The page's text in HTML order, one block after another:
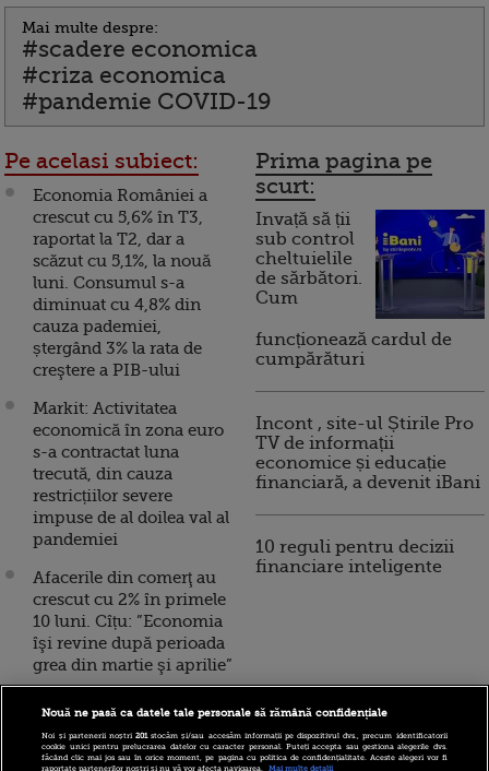
Mai multe despre:
#scadere economica
#criza economica
#pandemie COVID-19
Pe acelasi subiect:
Economia României a
crescut cu 5,6% în T3,
raportat la T2, dar a
scăzut cu 5,1%, la nouă
luni. Consumul s-a
diminuat cu 4,8% din
cauza pademiei,
ștergând 3% la rata de
creştere a PIB-ului
Markit: Activitatea
economică în zona euro
s-a contractat luna
trecută, din cauza
restricțiilor severe
impuse de al doilea val al
pandemiei
Afacerile din comerţ au
crescut cu 2% în primele
10 luni. Cîțu: ”Economia
îşi revine după perioada
grea din martie şi aprilie”
Al doilea val al
plin economia zonei
Prima pagina pe
scurt:
Invață să ții
sub control
cheltuielile
de sărbători.
Cum
funcționează cardul de
cumpărături
Incont , site-ul Știrile Pro
TV de informații
economice și educație
financiară, a devenit iBani
10 reguli pentru decizii
financiare inteligente
Nouă ne pasă ca datele tale personale să rămână confidențiale
Noi și partenerii noștri201stocăm și/sau accesăm informații pe dispozitivul dvs., precum identificatorii
cookie unici pentru prelucrarea datelor cu caracter personal. Puteți accepta sau gestiona alegerile dvs.
făcând clic mai jos sau în orice moment, pe pagina cu politica de confidențialitate. Aceste alegeri vor fi
raportate partenerilor noștri și nu vă vor afecta navigarea.
Mai multe detalii